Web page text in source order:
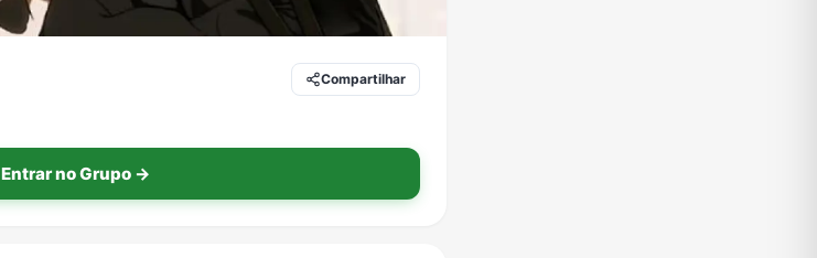
Compartilhar
Entrar no Grupo →